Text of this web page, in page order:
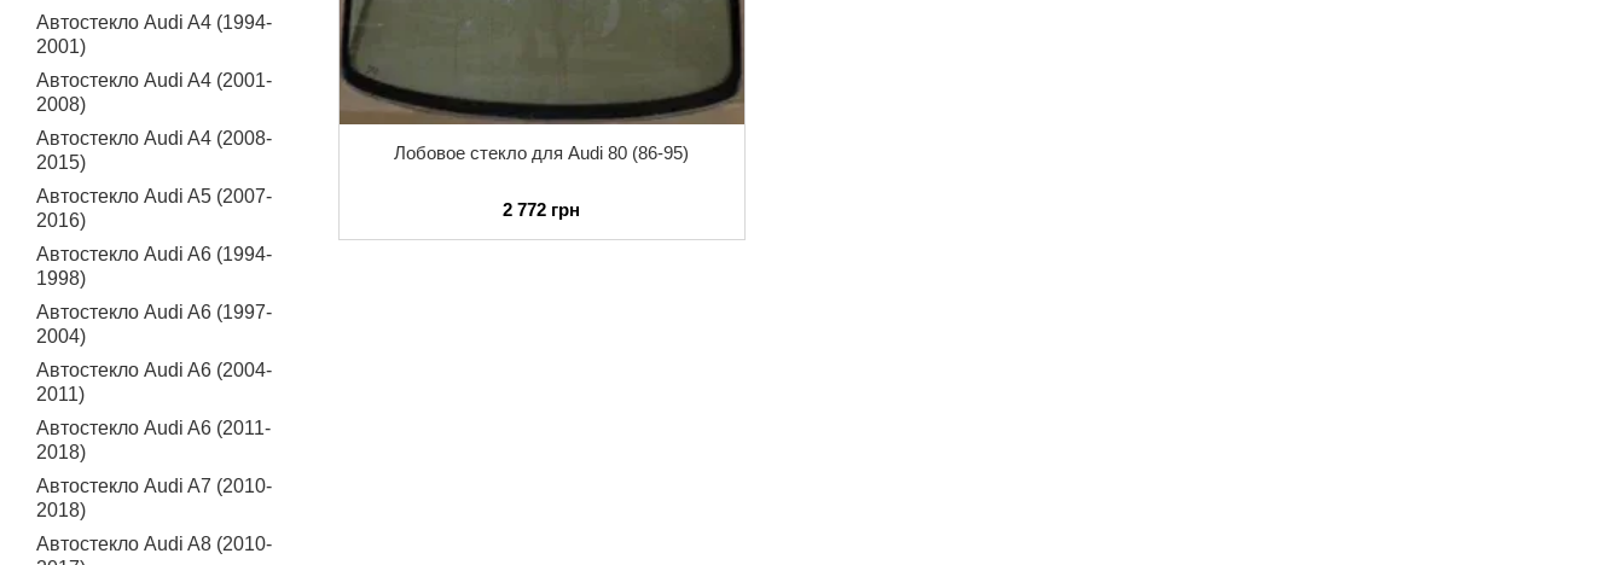
Лобовое стекло для Audi 80 (86-95)
2 772 грн
Автостекло Audi A4 (1994-
2001)
Автостекло Audi A4 (2001-
2008)
Автостекло Audi A4 (2008-
2015)
Автостекло Audi A5 (2007-
2016)
Автостекло Audi A6 (1994-
1998)
Автостекло Audi A6 (1997-
2004)
Автостекло Audi A6 (2004-
2011)
Автостекло Audi A6 (2011-
2018)
Автостекло Audi A7 (2010-
2018)
Автостекло Audi A8 (2010-